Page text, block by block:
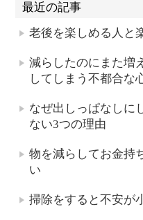
最近の記事
老後を楽しめる人と
減らしたのにまた増
してしまう不都合な
なぜ出しっぱなしに
ない3つの理由
物を減らしてお金持
い
掃除をすると不安が